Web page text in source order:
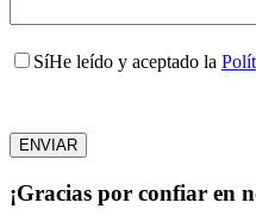
SíHe leído y aceptado la
¡Gracias por confiar en